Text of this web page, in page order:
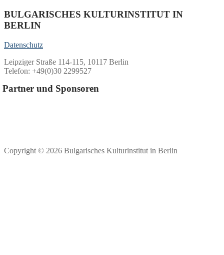
BULGARISCHES KULTURINSTITUT IN
BERLIN
Datenschutz
Leipziger Straße 114-115, 10117 Berlin
Telefon: +49(0)30 2299527
Partner und Sponsoren
Copyright © 2026 Bulgarisches Kulturinstitut in Berlin